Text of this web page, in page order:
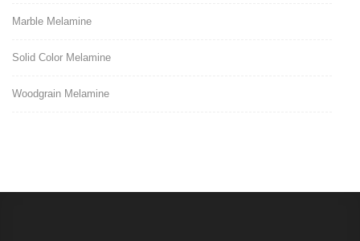
Marble Melamine
Solid Color Melamine
Woodgrain Melamine